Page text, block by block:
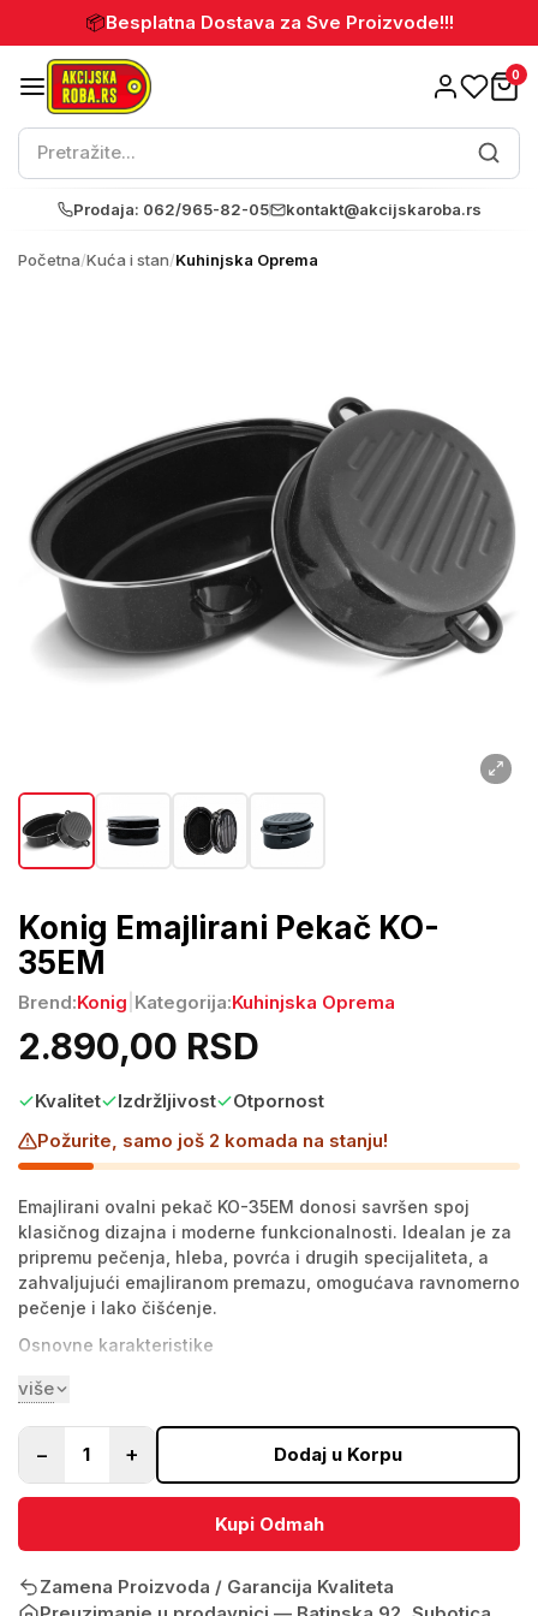
📦Besplatna Dostava za Sve Proizvode!!!
0
Prodaja: 062/965-82-05 kontakt@akcijskaroba.rs
Početna/Kuća i stan/Kuhinjska Oprema
Konig Emajlirani Pekač KO-
35EM
Brend:Konig Kategorija:Kuhinjska Oprema
2.890,00 RSD
Kvalitet Izdržljivost
Otpornost
Požurite, samo još 2 komada na stanju!
Emajlirani ovalni pekač KO-35EM donosi savršen spoj
klasičnog dizajna i moderne funkcionalnosti. Idealan je za
pripremu pečenja, hleba, povrća i drugih specijaliteta, a
zahvaljujući emajliranom premazu, omogućava ravnomerno
pečenje i lako čišćenje.
Osnovne karakteristike
Materijal
temperature.
Dužina 35 cm – savršen za
pripremu većih obroka.
Višenamenska upotreba
Pogodan za rernu, šporet i
Poklopac kao grill posuda
Poklopac se može koristiti
više
− 1 + Dodaj u Korpu
Kupi Odmah
Zamena Proizvoda / Garancija Kvaliteta